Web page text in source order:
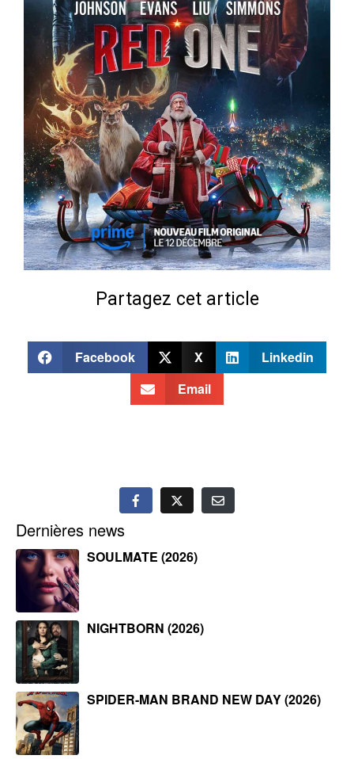
Partagez cet article
Facebook X
Linkedin
Email
Dernières news
SOULMATE (2026)
NIGHTBORN (2026)
SPIDER-MAN BRAND NEW DAY (2026)